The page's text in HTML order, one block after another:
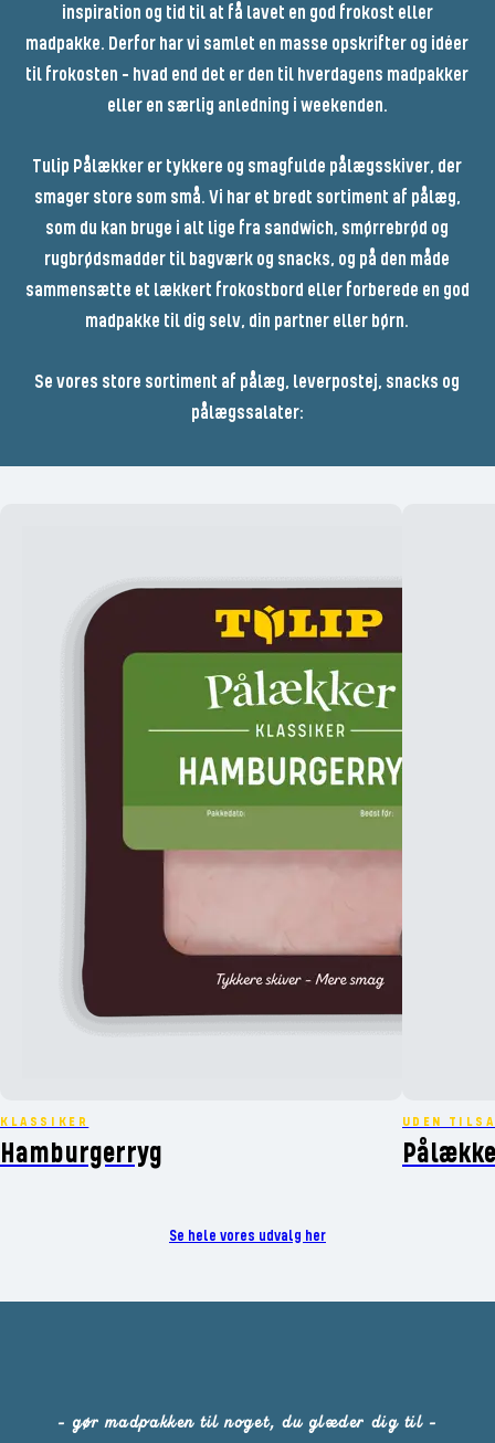
inspiration og tid til at få lavet en god frokost eller
madpakke. Derfor har vi samlet en masse opskrifter og idéer
til frokosten – hvad end det er den til hverdagens madpakker
eller en særlig anledning i weekenden.
Tulip Pålækker er tykkere og smagfulde pålægsskiver, der
smager store som små. Vi har et bredt sortiment af pålæg,
som du kan bruge i alt lige fra sandwich, smørrebrød og
rugbrødsmadder til bagværk og snacks, og på den måde
sammensætte et lækkert frokostbord eller forberede en god
madpakke til dig selv, din partner eller børn.
Se vores store sortiment af pålæg, leverpostej, snacks og
pålægssalater:
KLASSIKER
Hamburgerryg
UDEN
Se hele vores udvalg her
- gør madpakken til noget, du glæder dig til -